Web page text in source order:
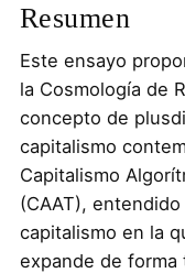
Resumen
Este ensayo
la Cosmología de
concepto de
capitalismo
Capitalismo
(CAAT),
capitalismo en la
expande de forma